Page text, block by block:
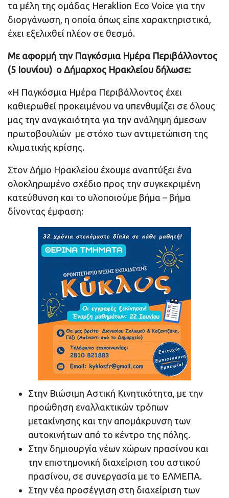
τα μέλη της ομάδας Heraklion Eco Voice για την
διοργάνωση, η οποία όπως είπε χαρακτηριστικά,
έχει εξελιχθεί πλέον σε θεσμό.
Με αφορμή την Παγκόσμια Ημέρα Περιβάλλοντος
(5 Ιουνίου) ο Δήμαρχος Ηρακλείου δήλωσε:
«Η Παγκόσμια Ημέρα Περιβάλλοντος έχει
καθιερωθεί προκειμένου να υπενθυμίζει σε όλους
μας την αναγκαιότητα για την ανάληψη άμεσων
πρωτοβουλιών με στόχο των αντιμετώπιση της
κλιματικής κρίσης.
Στον Δήμο Ηρακλείου έχουμε αναπτύξει ένα
ολοκληρωμένο σχέδιο προς την συγκεκριμένη
κατεύθυνση και το υλοποιούμε βήμα – βήμα
δίνοντας έμφαση:
Στην Βιώσιμη Αστική Κινητικότητα, με την
προώθηση εναλλακτικών τρόπων
μετακίνησης και την απομάκρυνση των
αυτοκινήτων από το κέντρο της πόλης.
Στην δημιουργία νέων χώρων πρασίνου και
την επιστημονική διαχείριση του αστικού
πρασίνου, σε συνεργασία με το ΕΛΜΕΠΑ.
Στην νέα προσέγγιση στη διαχείριση των